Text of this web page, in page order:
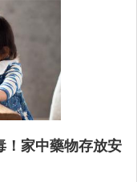
！家中藥物存放安